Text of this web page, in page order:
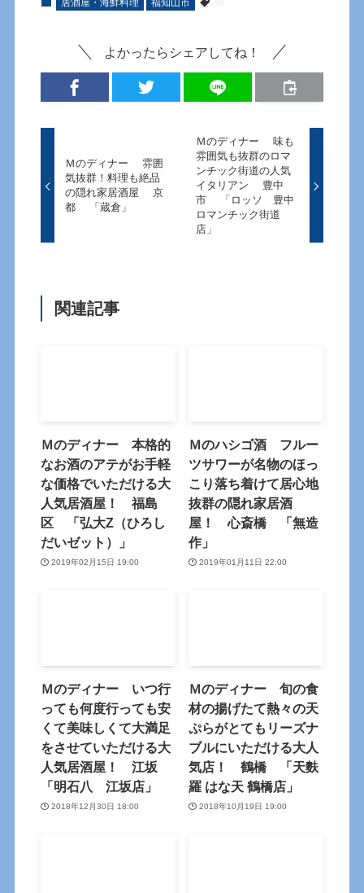
よかったらシェアしてね！
Ｍのディナー 雰囲
気抜群！料理も絶品
の隠れ家居酒屋 京
都 「蔵倉」
Ｍのディナー 味も
雰囲気も抜群のロマ
ンチック街道の人気
イタリアン 豊中
市 「ロッソ 豊中
ロマンチック街道
店」
関連記事
Ｍのディナー 本格的
なお酒のアテがお手軽
な価格でいただける大
人気居酒屋！ 福島
区 「弘大Z（ひろし
だいゼット）」
2019年02月15日 19:00
Ｍのハシゴ酒 フルー
ツサワーが名物のほっ
こり落ち着けて居心地
抜群の隠れ家居酒
屋！ 心斎橋 「無造
作」
2019年01月11日 22:00
Ｍのディナー いつ行
っても何度行っても安
くて美味しくて大満足
をさせていただける大
人気居酒屋！ 江坂
「明石八 江坂店」
2018年12月30日 18:00
Ｍのディナー 旬の食
材の揚げたて熱々の天
ぷらがとてもリーズナ
ブルにいただける大人
気店！ 鶴橋 「天麩
羅 はな天 鶴橋店」
2018年10月19日 19:00